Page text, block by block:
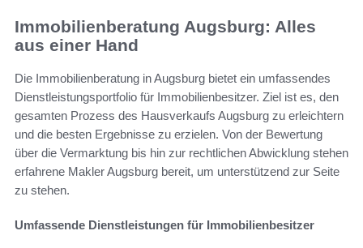
Immobilienberatung Augsburg: Alles
aus einer Hand
Die Immobilienberatung in Augsburg bietet ein umfassendes
Dienstleistungsportfolio für Immobilienbesitzer. Ziel ist es, den
gesamten Prozess des Hausverkaufs Augsburg zu erleichtern
und die besten Ergebnisse zu erzielen. Von der Bewertung
über die Vermarktung bis hin zur rechtlichen Abwicklung stehen
erfahrene Makler Augsburg bereit, um unterstützend zur Seite
zu stehen.
Umfassende Dienstleistungen für Immobilienbesitzer